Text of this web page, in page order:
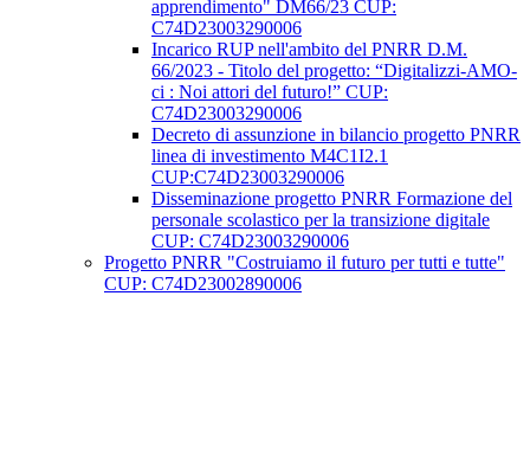
apprendimento" DM66/23 CUP:
C74D23003290006
Incarico RUP nell'ambito del PNRR D.M.
66/2023 - Titolo del progetto: “Digitalizzi-AMO-
ci : Noi attori del futuro!” CUP:
C74D23003290006
Decreto di assunzione in bilancio progetto PNRR
linea di investimento M4C1I2.1
CUP:C74D23003290006
Disseminazione progetto PNRR Formazione del
personale scolastico per la transizione digitale
CUP: C74D23003290006
Progetto PNRR "Costruiamo il futuro per tutti e tutte"
CUP: C74D23002890006